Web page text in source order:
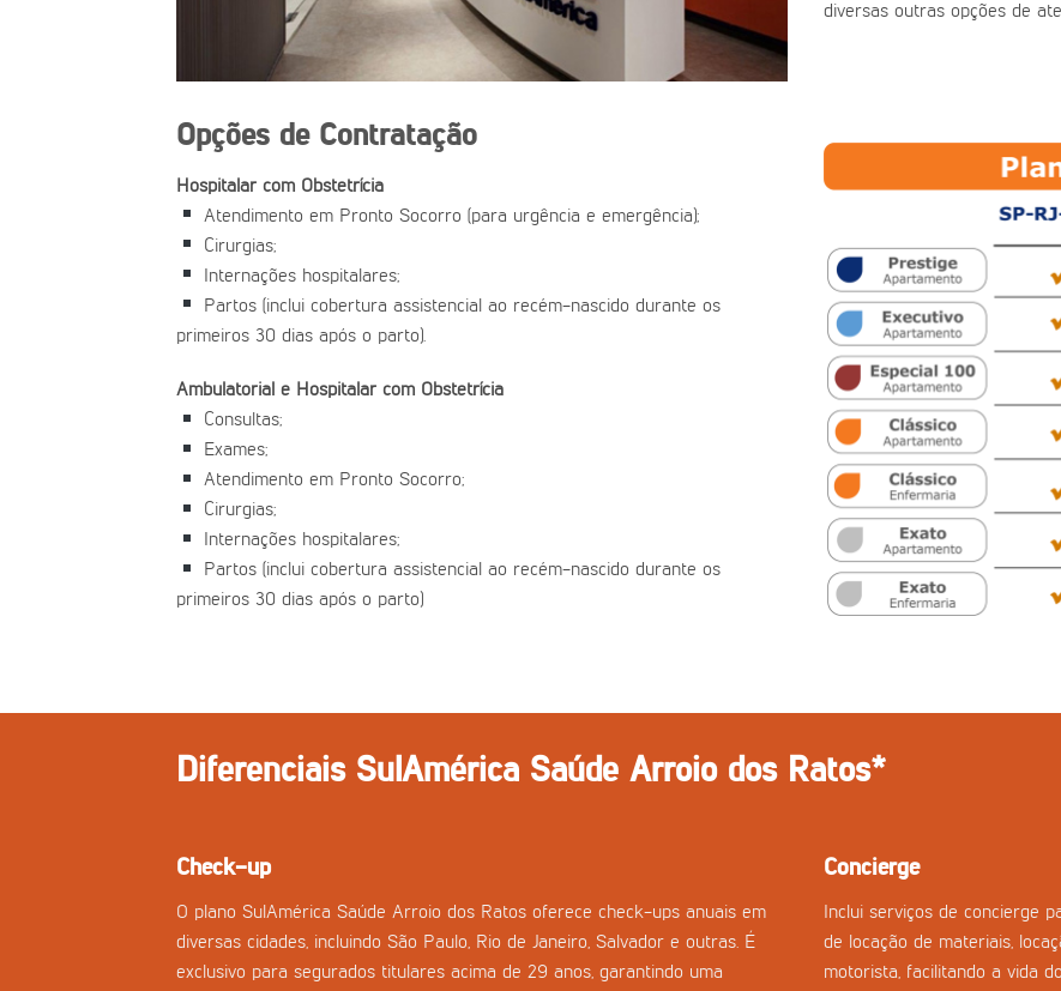
diversas outras opções de
Opções de Contratação
Hospitalar com Obstetrícia
Atendimento em Pronto Socorro (para urgência e emergência);
Cirurgias;
Internações hospitalares;
Partos (inclui cobertura assistencial ao recém-nascido durante os
primeiros 30 dias após o parto).
Ambulatorial e Hospitalar com Obstetrícia
Consultas;
Exames;
Atendimento em Pronto Socorro;
Cirurgias;
Internações hospitalares;
Partos (inclui cobertura assistencial ao recém-nascido durante os
primeiros 30 dias após o parto)
Diferenciais SulAmérica Saúde Arroio dos Ratos*
Check-up
O plano SulAmérica Saúde Arroio dos Ratos oferece check-ups anuais em
diversas cidades, incluindo São Paulo, Rio de Janeiro, Salvador e outras. É
exclusivo para segurados titulares acima de 29 anos, garantindo uma
Concierge
Inclui serviços de concierge
de locação de materiais,
motorista, facilitando a vida